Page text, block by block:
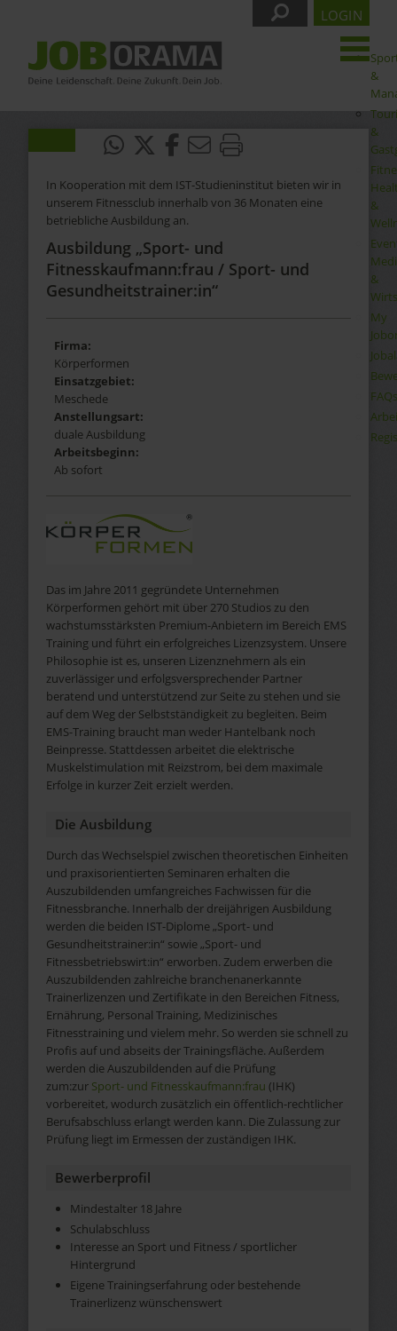
&
&
&
&
My
FAQs
LOGIN
In Kooperation mit dem IST-Studieninstitut bieten wir in
unserem Fitnessclub innerhalb von 36 Monaten eine
betriebliche Ausbildung an.
Ausbildung „Sport- und
Fitnesskaufmann:frau / Sport- und
Gesundheitstrainer:in“
Firma:
Körperformen
Einsatzgebiet:
Meschede
Anstellungsart:
duale Ausbildung
Arbeitsbeginn:
Ab sofort
Das im Jahre 2011 gegründete Unternehmen
Körperformen gehört mit über 270 Studios zu den
wachstumsstärksten Premium-Anbietern im Bereich EMS
Training und führt ein erfolgreiches Lizenzsystem. Unsere
Philosophie ist es, unseren Lizenznehmern als ein
zuverlässiger und erfolgsversprechender Partner
beratend und unterstützend zur Seite zu stehen und sie
auf dem Weg der Selbstständigkeit zu begleiten. Beim
EMS-Training braucht man weder Hantelbank noch
Beinpresse. Stattdessen arbeitet die elektrische
Muskelstimulation mit Reizstrom, bei dem maximale
Erfolge in kurzer Zeit erzielt werden.
Die Ausbildung
Durch das Wechselspiel zwischen theoretischen Einheiten
und praxisorientierten Seminaren erhalten die
Auszubildenden umfangreiches Fachwissen für die
Fitnessbranche. Innerhalb der dreijährigen Ausbildung
werden die beiden IST-Diplome „Sport- und
Gesundheitstrainer:in“ sowie „Sport- und
Fitnessbetriebswirt:in“ erworben. Zudem erwerben die
Auszubildenden zahlreiche branchenanerkannte
Trainerlizenzen und Zertifikate in den Bereichen Fitness,
Ernährung, Personal Training, Medizinisches
Fitnesstraining und vielem mehr. So werden sie schnell zu
Profis auf und abseits der Trainingsfläche. Außerdem
werden die Auszubildenden auf die Prüfung
zum:zur Sport- und Fitnesskaufmann:frau (IHK)
vorbereitet, wodurch zusätzlich ein öffentlich-rechtlicher
Berufsabschluss erlangt werden kann. Die Zulassung zur
Prüfung liegt im Ermessen der zuständigen IHK.
Bewerberprofil
Mindestalter 18 Jahre
Schulabschluss
Interesse an Sport und Fitness / sportlicher
Hintergrund
Eigene Trainingserfahrung oder bestehende
Trainerlizenz wünschenswert